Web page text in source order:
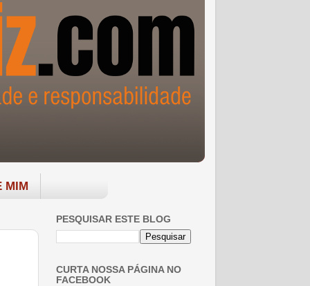
MIM
PESQUISAR ESTE BLOG
CURTA NOSSA PÁGINA NO
FACEBOOK